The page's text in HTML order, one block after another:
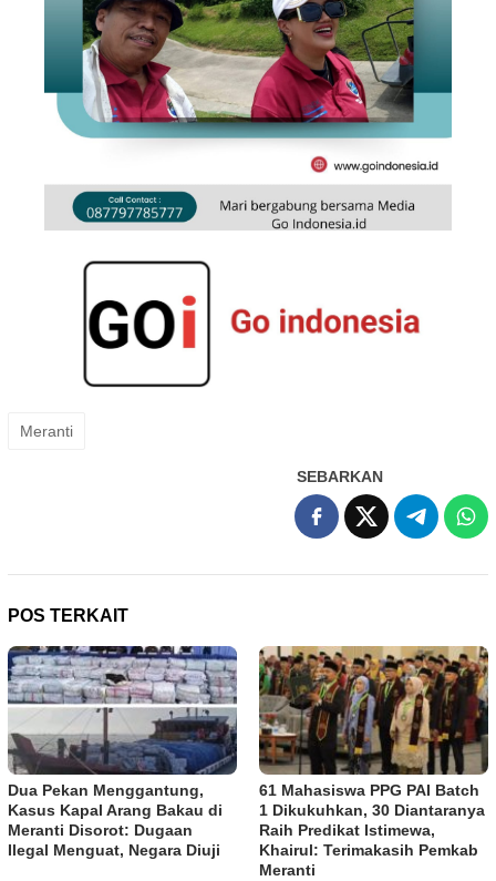
Meranti
SEBARKAN
POS TERKAIT
Dua Pekan Menggantung,
Kasus Kapal Arang Bakau di
Meranti Disorot: Dugaan
Ilegal Menguat, Negara Diuji
61 Mahasiswa PPG PAI Batch
1 Dikukuhkan, 30 Diantaranya
Raih Predikat Istimewa,
Khairul: Terimakasih Pemkab
Meranti